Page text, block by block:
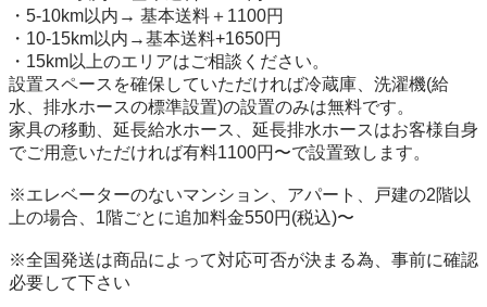
・5-10km以内→ 基本送料＋1100円
・10-15km以内→基本送料+1650円
・15km以上のエリアはご相談ください。
設置スペースを確保していただければ冷蔵庫、洗濯機(給
水、排水ホースの標準設置)の設置のみは無料です。
家具の移動、延長給水ホース、延長排水ホースはお客様自身
でご用意いただければ有料1100円〜で設置致します。
※エレベーターのないマンション、アパート、戸建の2階以
上の場合、1階ごとに追加料金550円(税込)〜
※全国発送は商品によって対応可否が決まる為、事前に確認
必要して下さい